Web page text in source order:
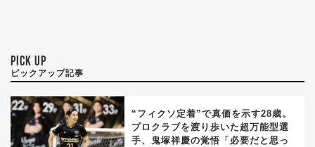
PICK UP
ピックアップ記事
“フィクソ定着”で真価を示す28歳。
プロクラブを渡り歩いた超万能型選
手、鬼塚祥慶の覚悟「必要だと思っ